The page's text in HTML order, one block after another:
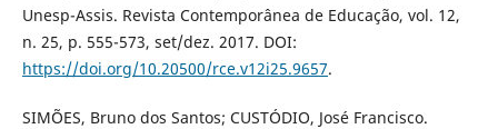
Unesp-Assis. Revista Contemporânea de Educação, vol. 12,
n. 25, p. 555-573, set/dez. 2017. DOI:
https://doi.org/10.20500/rce.v12i25.9657.
SIMÕES, Bruno dos Santos; CUSTÓDIO, José Francisco.